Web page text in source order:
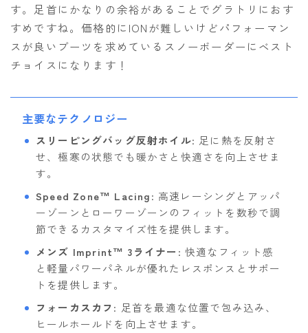
す。足首にかなりの余裕があることでグラトリにおす
すめですね。価格的にIONが難しいけどパフォーマン
スが良いブーツを求めているスノーボーダーにベスト
チョイスになります！
主要なテクノロジー
スリーピングバッグ反射ホイル: 足に熱を反射さ
せ、極寒の状態でも暖かさと快適さを向上させま
す。
Speed Zone™ Lacing: 高速レーシングとアッパ
ーゾーンとローワーゾーンのフィットを数秒で調
節できるカスタマイズ性を提供します。
メンズ Imprint™ 3ライナー : 快適なフィット感
と軽量パワーパネルが優れたレスポンスとサポー
トを提供します。
フォーカスカフ: 足首を最適な位置で包み込み、
ヒールホールドを向上させます。